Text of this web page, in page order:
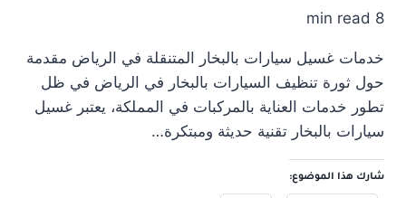
8 min read
خدمات غسيل سيارات بالبخار المتنقلة في الرياض مقدمة
حول ثورة تنظيف السيارات بالبخار في الرياض في ظل
تطور خدمات العناية بالمركبات في المملكة، يعتبر غسيل
سيارات بالبخار تقنية حديثة ومبتكرة…
شارك هذا الموضوع: